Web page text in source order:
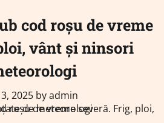
cod roșu de vreme
vânt și ninsori
2025 byadmin